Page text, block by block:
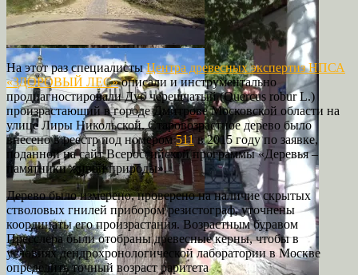
На этот раз специалистыЦентра древесных экспертиз НПСА
«ЗДОРОВЫЙ ЛЕС»описали и инструментально
продиагностировали Дуб черешчатый (Quercus robur L.)
произрастающий в городе Дмитрове Московской области на
улице Лиры Никольской. Старовозрастное дерево было
внесено в реестр под номером511 в 2015 году по заявке,
поданной на сайт Всероссийской программы «Деревья –
памятники живой природы».
Дерево было измерено, проверено на наличие скрытых
стволовых гнилей прибором резистограф, уточнены
координаты его произрастания. Возрастным буравом
Пресслера были отобраны древесные керны, чтобы в
условиях дендрохронологической лаборатории в Москве
определить точный возраст раритета